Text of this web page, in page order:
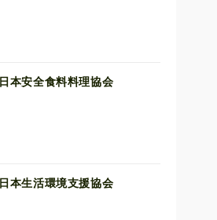
日本安全食料料理協会
日本生活環境支援協会